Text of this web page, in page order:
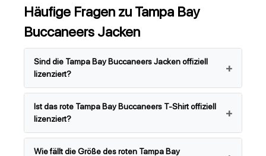
Häufige Fragen zu Tampa Bay
Buccaneers Jacken
Sind die Tampa Bay Buccaneers Jacken offiziell
lizenziert?
Ist das rote Tampa Bay Buccaneers T-Shirt offiziell
lizenziert?
Wie fällt die Größe des roten Tampa Bay